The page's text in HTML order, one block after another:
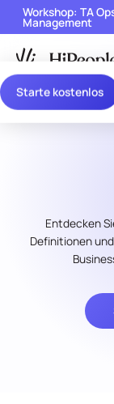
Starte kostenlos
Workshop: TA
Management
Entdecken
Definitionen